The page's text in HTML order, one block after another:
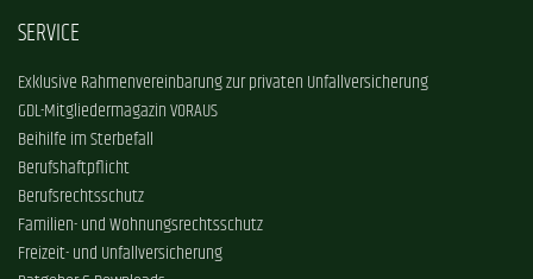
SERVICE
Exklusive Rahmenvereinbarung zur privaten Unfallversicherung
GDL-Mitgliedermagazin VORAUS
Beihilfe im Sterbefall
Berufshaftpflicht
Berufsrechtsschutz
Familien- und Wohnungsrechtsschutz
Freizeit- und Unfallversicherung